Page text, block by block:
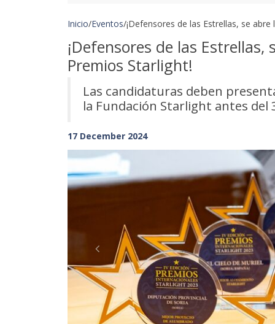
Inicio/Eventos/¡Defensores de las Estrellas, se
¡Defensores de las
Premios Starlight!
Las candidaturas deben
la Fundación Starlight antes del
17 December 2024
Previous